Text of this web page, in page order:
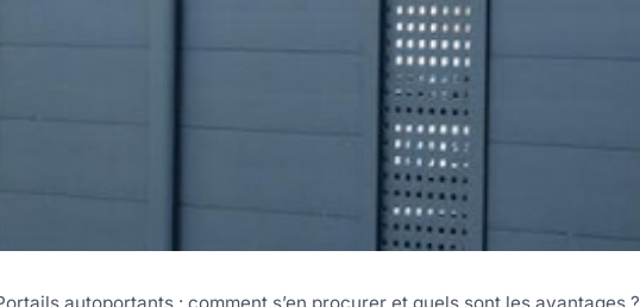
autoportants : comment s’en procurer et quels sont les avantages ?